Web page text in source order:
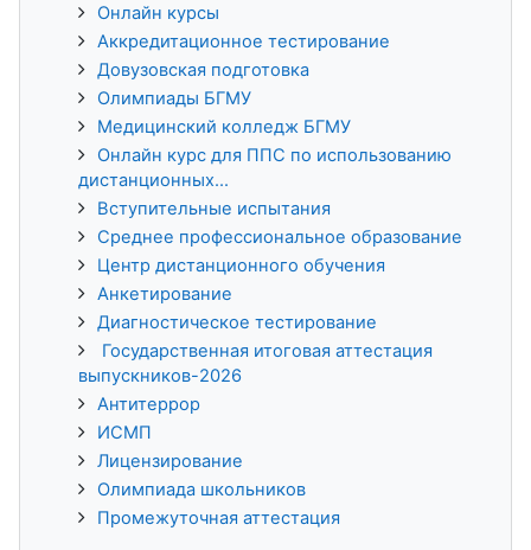
Онлайн курсы
Аккредитационное тестирование
Довузовская подготовка
Олимпиады БГМУ
Медицинский колледж БГМУ
Онлайн курс для ППС по использованию
дистанционных...
Вступительные испытания
Среднее профессиональное образование
Центр дистанционного обучения
Анкетирование
Диагностическое тестирование
Государственная итоговая аттестация
выпускников-2026
Антитеррор
ИСМП
Лицензирование
Олимпиада школьников
Промежуточная аттестация